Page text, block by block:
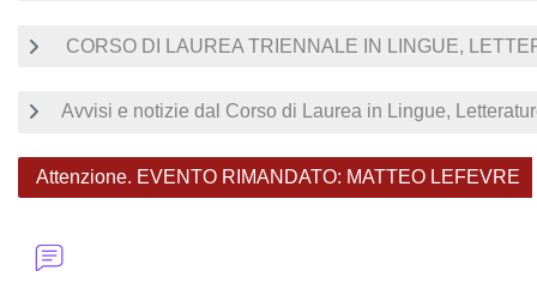
CORSO DI LAUREA TRIENNALE IN LINGUE,
Avvisi e notizie dal Corso di Laurea in Lingue,
Attenzione. EVENTO RIMANDATO: MATTEO LEFEVRE